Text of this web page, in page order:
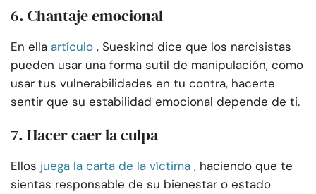
6. Chantaje emocional
En ella artículo , Sueskind dice que los narcisistas
pueden usar una forma sutil de manipulación, como
usar tus vulnerabilidades en tu contra, hacerte
sentir que su estabilidad emocional depende de ti.
7. Hacer caer la culpa
Ellos juega la carta de la víctima , haciendo que te
sientas responsable de su bienestar o estado